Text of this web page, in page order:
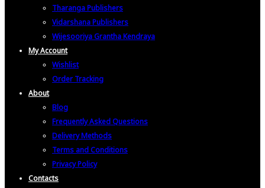
Tharanga Publishers
Vidarshana Publishers
Wijesooriya Grantha Kendraya
My Account
Wishlist
Order Tracking
About
Blog
Frequently Asked Questions
Delivery Methods
Terms and Conditions
Privacy Policy
Contacts